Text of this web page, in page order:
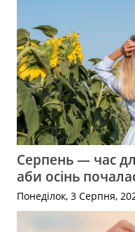
Серпень — час
аби осінь
Понеділок, 3 Серпня,